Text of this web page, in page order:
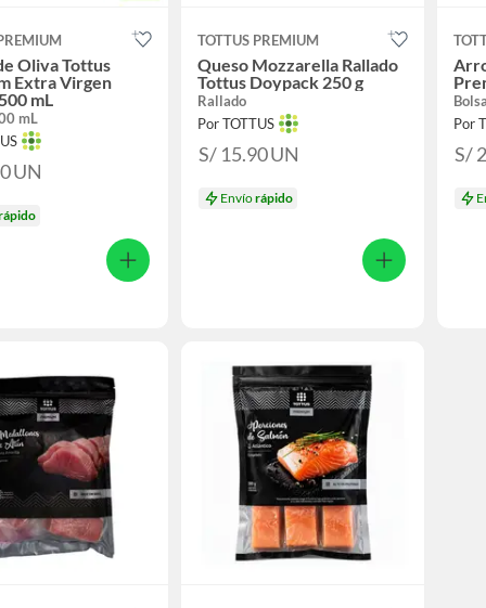
Oliva Tottus
Extra Virgen
mL
mL
UN
TOTTUS PREMIUM
Queso Mozzarella Rallado
Tottus Doypack 250 g
Rallado
Por TOTTUS
S/ 15.90UN
Envíorápido
Por
S/